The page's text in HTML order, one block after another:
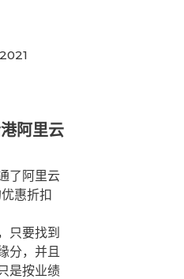
0
阿里云
了阿里云
惠折扣
只要找到
分，并且
是按业绩